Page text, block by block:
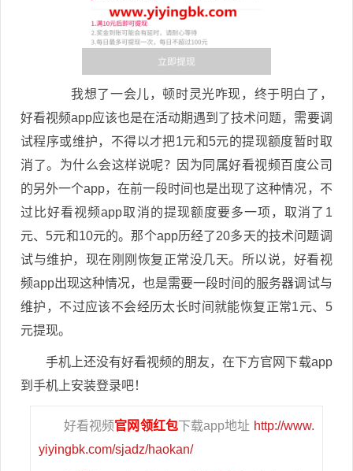
我想了一会儿，顿时灵光咋现，终于明白了，
好看视频app应该也是在活动期遇到了技术问题，需要调
试程序或维护，不得以才把1元和5元的提现额度暂时取
消了。为什么会这样说呢？因为同属好看视频百度公司
的另外一个app，在前一段时间也是出现了这种情况，不
过比好看视频app取消的提现额度要多一项，取消了1
元、5元和10元的。那个app历经了20多天的技术问题调
试与维护，现在刚刚恢复正常没几天。所以说，好看视
频app出现这种情况，也是需要一段时间的服务器调试与
维护，不过应该不会经历太长时间就能恢复正常1元、5
元提现。
手机上还没有好看视频的朋友，在下方官网下载app
到手机上安装登录吧！
好看视频官网领红包下载app地址 http://www.
yiyingbk.com/sjadz/haokan/